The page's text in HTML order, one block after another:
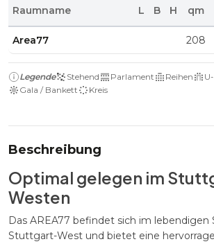
Raumname L B H qm
Area77 208
Legende Stehend Parlament Reihen
Gala / Bankett
Kreis
Beschreibung
Optimal gelegen im
Westen
Das AREA77 befindet sich im lebendigen
Stuttgart-West und bietet eine